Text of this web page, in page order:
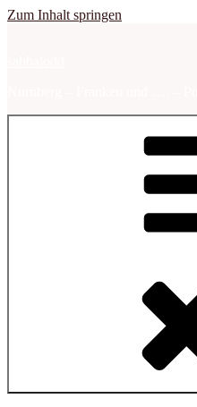
Zum Inhalt springen